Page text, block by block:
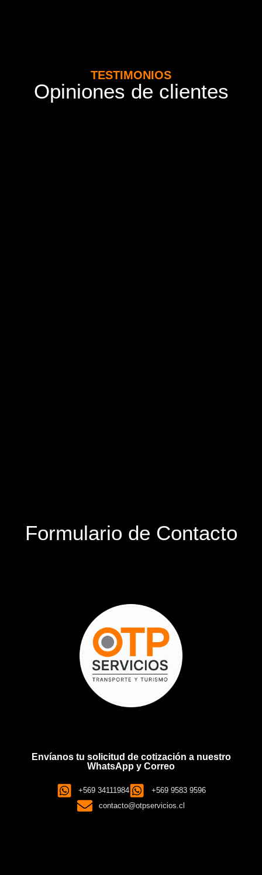
TESTIMONIOS
Opiniones de clientes
Formulario de Contacto
Envíanos tu solicitud de cotización a nuestro
WhatsApp y Correo
+569 34111984
+569 9583 9596
contacto@otpservicios.cl